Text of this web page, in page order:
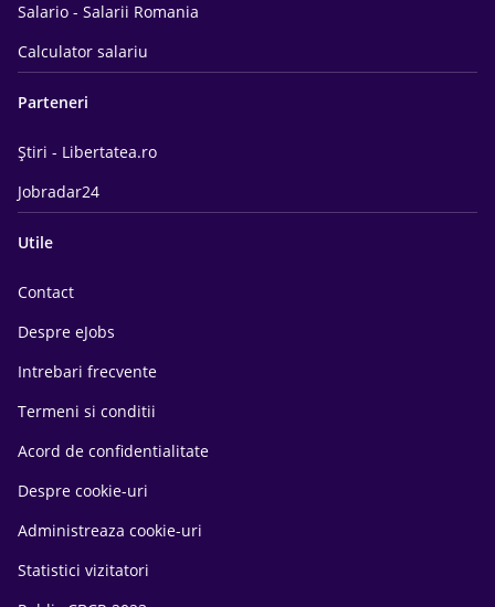
Salario - Salarii Romania
Calculator salariu
Parteneri
Știri - Libertatea.ro
Jobradar24
Utile
Contact
Despre eJobs
Intrebari frecvente
Termeni si conditii
Acord de confidentialitate
Despre cookie-uri
Administreaza cookie-uri
Statistici vizitatori